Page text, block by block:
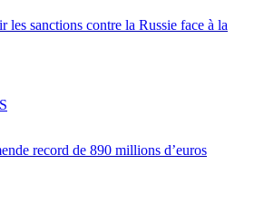
les sanctions contre la Russie face à la
record de 890 millions d’euros